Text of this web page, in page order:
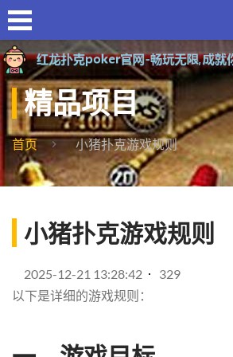
精品项目
首页 小猪扑克游戏规则
小猪扑克游戏规则
2025-12-21 13:28:42
329
以下是详细的游戏规则：